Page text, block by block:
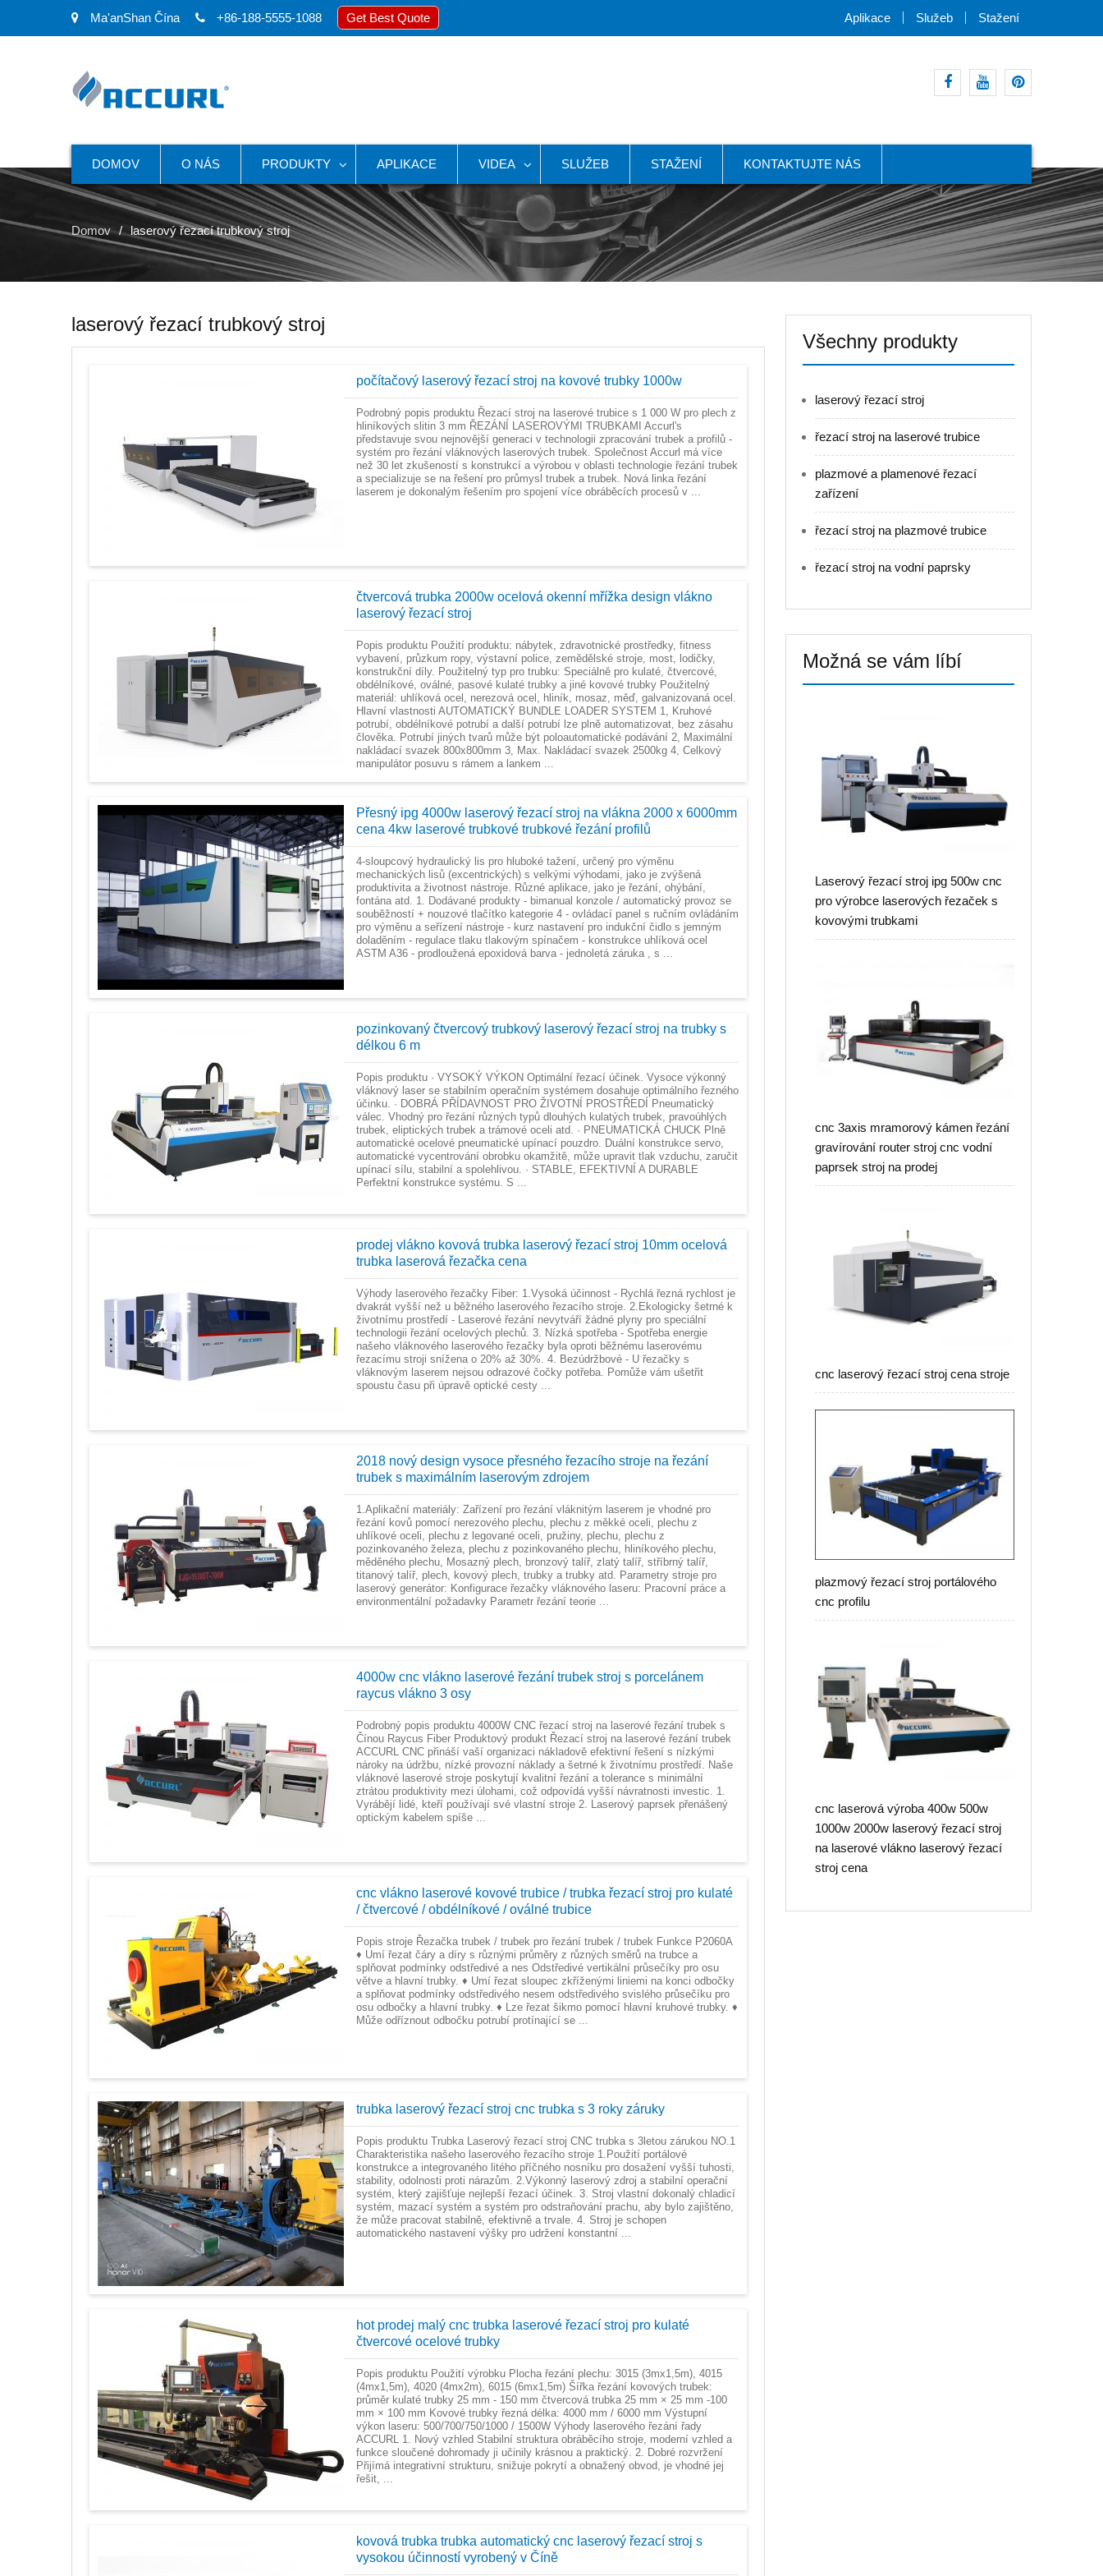
Ma'anShan Čína +86-188-5555-1088 Get Best Quote Aplikace Služeb Stažení
DOMOV O NÁS PRODUKTY APLIKACE VIDEA SLUŽEB STAŽENÍ KONTAKTUJTE NÁS
Domov laserový řezací trubkový stroj
laserový řezací trubkový stroj
počítačový laserový řezací stroj na kovové trubky 1000w
Podrobný popis produktu Řezací stroj na laserové trubice s 1 000 W pro plech z
hliníkových slitin 3 mm ŘEZÁNÍ LASEROVÝMI TRUBKAMI Accurl's
představuje svou nejnovější generaci v technologii zpracování trubek a profilů -
systém pro řezání vláknových laserových trubek. Společnost Accurl má více
než 30 let zkušeností s konstrukcí a výrobou v oblasti technologie řezání trubek
a specializuje se na řešení pro průmysl trubek a trubek. Nová linka řezání
laserem je dokonalým řešením pro spojení více obráběcích procesů v ...
čtvercová trubka 2000w ocelová okenní mřížka design vlákno
laserový řezací stroj
Popis produktu Použití produktu: nábytek, zdravotnické prostředky, fitness
vybavení, průzkum ropy, výstavní police, zemědělské stroje, most, lodičky,
konstrukční díly. Použitelný typ pro trubku: Speciálně pro kulaté, čtvercové,
obdélníkové, oválné, pasové kulaté trubky a jiné kovové trubky Použitelný
materiál: uhlíková ocel, nerezová ocel, hliník, mosaz, měď, galvanizovaná ocel.
Hlavní vlastnosti AUTOMATICKÝ BUNDLE LOADER SYSTEM 1, Kruhové
potrubí, obdélníkové potrubí a další potrubí lze plně automatizovat, bez zásahu
člověka. Potrubí jiných tvarů může být poloautomatické podávání 2, Maximální
nakládací svazek 800x800mm 3, Max. Nakládací svazek 2500kg 4, Celkový
manipulátor posuvu s rámem a lankem ...
Přesný ipg 4000w laserový řezací stroj na vlákna 2000 x 6000mm
cena 4kw laserové trubkové trubkové řezání profilů
4-sloupcový hydraulický lis pro hluboké tažení, určený pro výměnu
mechanických lisů (excentrických) s velkými výhodami, jako je zvýšená
produktivita a životnost nástroje. Různé aplikace, jako je řezání, ohýbání,
fontána atd. 1. Dodávané produkty - bimanual konzole / automatický provoz se
souběžností + nouzové tlačítko kategorie 4 - ovládací panel s ručním ovládáním
pro výměnu a seřízení nástroje - kurz nastavení pro indukční čidlo s jemným
doladěním - regulace tlaku tlakovým spínačem - konstrukce uhlíková ocel
ASTM A36 - prodloužená epoxidová barva - jednoletá záruka , s ...
pozinkovaný čtvercový trubkový laserový řezací stroj na trubky s
délkou 6 m
Popis produktu · VYSOKÝ VÝKON Optimální řezací účinek. Vysoce výkonný
vláknový laser se stabilním operačním systémem dosahuje optimálního řezného
účinku. · DOBRÁ PŘÍDAVNOST PRO ŽIVOTNÍ PROSTŘEDÍ Pneumatický
válec. Vhodný pro řezání různých typů dlouhých kulatých trubek, pravoúhlých
trubek, eliptických trubek a trámové oceli atd. · PNEUMATICKÁ CHUCK Plně
automatické ocelové pneumatické upínací pouzdro. Duální konstrukce servo,
automatické vycentrování obrobku okamžitě, může upravit tlak vzduchu, zaručit
upínací sílu, stabilní a spolehlivou. · STABLE, EFEKTIVNÍ A DURABLE
Perfektní konstrukce systému. S ...
prodej vlákno kovová trubka laserový řezací stroj 10mm ocelová
trubka laserová řezačka cena
Výhody laserového řezačky Fiber: 1.Vysoká účinnost - Rychlá řezná rychlost je
dvakrát vyšší než u běžného laserového řezacího stroje. 2.Ekologicky šetrné k
životnímu prostředí - Laserové řezání nevytváří žádné plyny pro speciální
technologii řezání ocelových plechů. 3. Nízká spotřeba - Spotřeba energie
našeho vláknového laserového řezačky byla oproti běžnému laserovému
řezacímu stroji snížena o 20% až 30%. 4. Bezúdržbové - U řezačky s
vláknovým laserem nejsou odrazové čočky potřeba. Pomůže vám ušetřit
spoustu času při úpravě optické cesty ...
2018 nový design vysoce přesného řezacího stroje na řezání
trubek s maximálním laserovým zdrojem
1.Aplikační materiály: Zařízení pro řezání vláknitým laserem je vhodné pro
řezání kovů pomocí nerezového plechu, plechu z měkké oceli, plechu z
uhlíkové oceli, plechu z legované oceli, pružiny, plechu, plechu z
pozinkovaného železa, plechu z pozinkovaného plechu, hliníkového plechu,
měděného plechu, Mosazný plech, bronzový talíř, zlatý talíř, stříbrný talíř,
titanový talíř, plech, kovový plech, trubky a trubky atd. Parametry stroje pro
laserový generátor: Konfigurace řezačky vláknového laseru: Pracovní práce a
environmentální požadavky Parametr řezání teorie ...
4000w cnc vlákno laserové řezání trubek stroj s porcelánem
raycus vlákno 3 osy
Podrobný popis produktu 4000W CNC řezací stroj na laserové řezání trubek s
Čínou Raycus Fiber Produktový produkt Řezací stroj na laserové řezání trubek
ACCURL CNC přináší vaší organizaci nákladově efektivní řešení s nízkými
nároky na údržbu, nízké provozní náklady a šetrné k životnímu prostředí. Naše
vláknové laserové stroje poskytují kvalitní řezání a tolerance s minimální
ztrátou produktivity mezi úlohami, což odpovídá vyšší návratnosti investic. 1.
Vyrábějí lidé, kteří používají své vlastní stroje 2. Laserový paprsek přenášený
optickým kabelem spíše ...
cnc vlákno laserové kovové trubice / trubka řezací stroj pro kulaté
/ čtvercové / obdélníkové / oválné trubice
Popis stroje Řezačka trubek / trubek pro řezání trubek / trubek Funkce P2060A
♦ Umí řezat čáry a díry s různými průměry z různých směrů na trubce a
splňovat podmínky odstředivé a nes Odstředivé vertikální průsečíky pro osu
větve a hlavní trubky. ♦ Umí řezat sloupec zkříženými liniemi na konci odbočky
a splňovat podmínky odstředivého nesem odstředivého svislého průsečíku pro
osu odbočky a hlavní trubky. ♦ Lze řezat šikmo pomocí hlavní kruhové trubky. ♦
Může odříznout odbočku potrubí protínající se ...
trubka laserový řezací stroj cnc trubka s 3 roky záruky
Popis produktu Trubka Laserový řezací stroj CNC trubka s 3letou zárukou NO.1
Charakteristika našeho laserového řezacího stroje 1.Použití portálové
konstrukce a integrovaného litého příčného nosníku pro dosažení vyšší tuhosti,
stability, odolnosti proti nárazům. 2.Výkonný laserový zdroj a stabilní operační
systém, který zajišťuje nejlepší řezací účinek. 3. Stroj vlastní dokonalý chladicí
systém, mazací systém a systém pro odstraňování prachu, aby bylo zajištěno,
že může pracovat stabilně, efektivně a trvale. 4. Stroj je schopen
automatického nastavení výšky pro udržení konstantní ...
hot prodej malý cnc trubka laserové řezací stroj pro kulaté
čtvercové ocelové trubky
Popis produktu Použití výrobku Plocha řezání plechu: 3015 (3mx1,5m), 4015
(4mx1,5m), 4020 (4mx2m), 6015 (6mx1,5m) Šířka řezání kovových trubek:
průměr kulaté trubky 25 mm - 150 mm čtvercová trubka 25 mm × 25 mm -100
mm × 100 mm Kovové trubky řezná délka: 4000 mm / 6000 mm Výstupní
výkon laseru: 500/700/750/1000 / 1500W Výhody laserového řezání řady
ACCURL 1. Nový vzhled Stabilní struktura obráběcího stroje, moderní vzhled a
funkce sloučené dohromady ji učinily krásnou a praktický. 2. Dobré rozvržení
Přijímá integrativní strukturu, snižuje pokrytí a obnažený obvod, je vhodné jej
řešit, ...
kovová trubka trubka automatický cnc laserový řezací stroj s
vysokou účinností vyrobený v Číně
Všechny produkty
laserový řezací stroj
řezací stroj na laserové trubice
plazmové a plamenové řezací
zařízení
řezací stroj na plazmové trubice
řezací stroj na vodní paprsky
Možná se vám líbí
Laserový řezací stroj ipg 500w cnc
pro výrobce laserových řezaček s
kovovými trubkami
cnc 3axis mramorový kámen řezání
gravírování router stroj cnc vodní
paprsek stroj na prodej
cnc laserový řezací stroj cena stroje
plazmový řezací stroj portálového
cnc profilu
cnc laserová výroba 400w 500w
1000w 2000w laserový řezací stroj
na laserové vlákno laserový řezací
stroj cena